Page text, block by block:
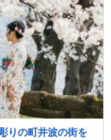
りの町井波の街を